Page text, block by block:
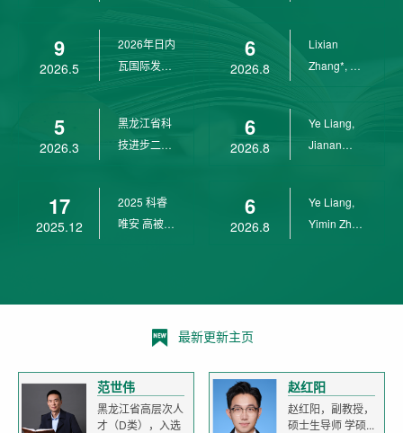
9
2026.5
2026年日内
瓦国际发明
5
2026.3
黑龙江省科
技进步二等
17
2025.12
2025 科睿
唯安 高被引
6
2026.8
Lixian
Zhang*, Ye
6
2026.8
Ye Liang,
Jianan
6
2026.8
Ye Liang,
Yimin Zhu,
最新更新主页
范世伟
黑龙江省高层次人
才（D类），入选
赵红阳
赵红阳，副教授，
硕士生导师 学硕...